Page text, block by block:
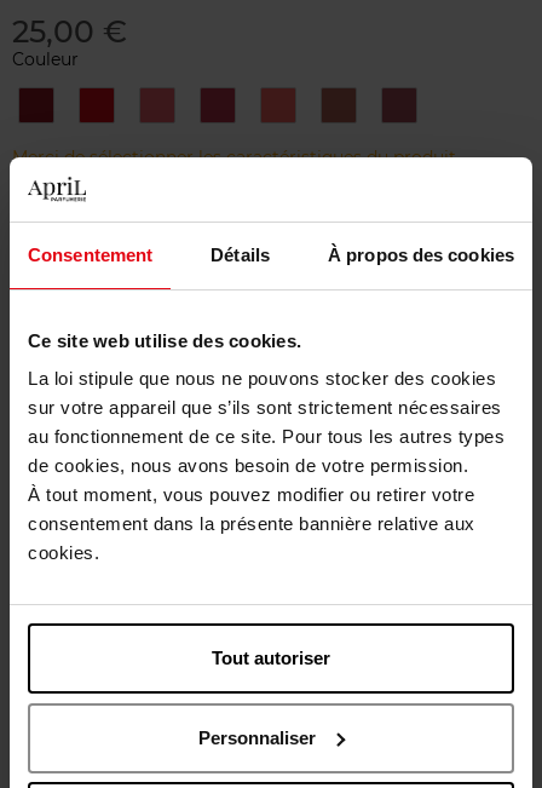
Consentement Détails À propos des cookies
Ce site web utilise des cookies.
La loi stipule que nous ne pouvons stocker des cookies
sur votre appareil que s’ils sont strictement nécessaires
au fonctionnement de ce site. Pour tous les autres types
de cookies, nous avons besoin de votre permission.
À tout moment, vous pouvez modifier ou retirer votre
consentement dans la présente bannière relative aux
cookies.
Tout autoriser
Personnaliser
25,00 €
Couleur
Rouge
Vinyle
Rhythm
red
Rose
Dahlia
Rouge
Vermillon
Rouge
Rose
Rose
Stiletto
Merci de sélectionner les caractéristiques du produit.
Retour gratuit dans votre magasin
Description